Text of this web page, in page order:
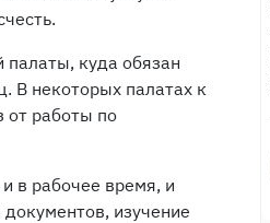
куда обязан
В некоторых палатах к
от работы по
в рабочее время, и
изучение